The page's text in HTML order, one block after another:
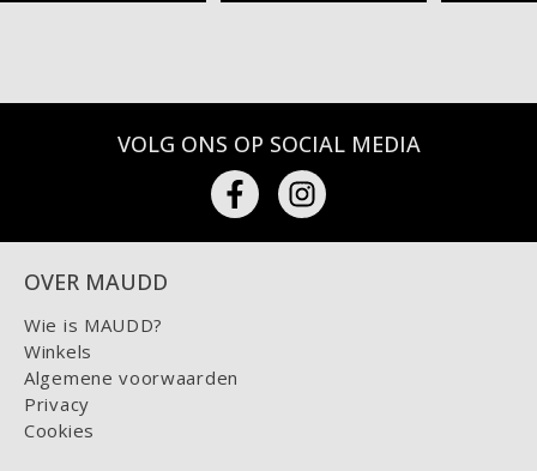
VOLG ONS OP SOCIAL MEDIA
OVER MAUDD
Wie is MAUDD?
Winkels
Algemene voorwaarden
Privacy
Cookies